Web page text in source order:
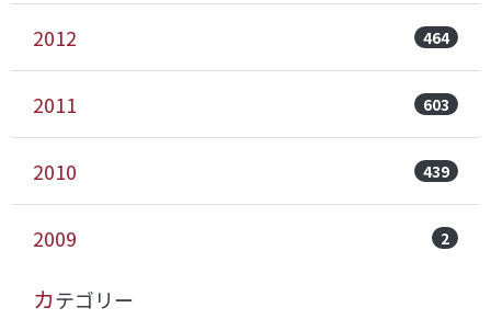
2012 464
2011 603
2010 439
2009 2
カテゴリー